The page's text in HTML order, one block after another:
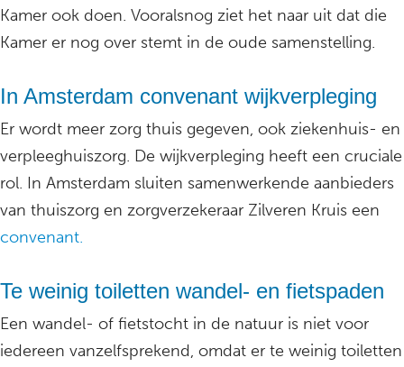
Kamer ook doen. Vooralsnog ziet het naar uit dat die
Kamer er nog over stemt in de oude samenstelling.
In Amsterdam convenant wijkverpleging
Er wordt meer zorg thuis gegeven, ook ziekenhuis- en
verpleeghuiszorg. De wijkverpleging heeft een cruciale
rol. In Amsterdam sluiten samenwerkende aanbieders
van thuiszorg en zorgverzekeraar Zilveren Kruis een
convenant.
Te weinig toiletten wandel- en fietspaden
Een wandel- of fietstocht in de natuur is niet voor
iedereen vanzelfsprekend, omdat er te weinig toiletten